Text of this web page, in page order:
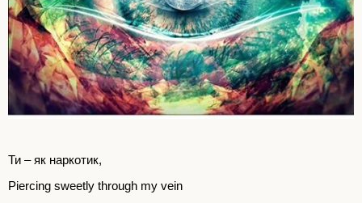
Ти – як наркотик,
Piercing sweetly through my vein